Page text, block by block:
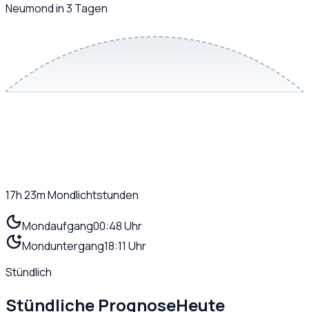
Neumond in 3 Tagen
17h 23mMondlichtstunden
Mondaufgang00:48 Uhr
Monduntergang18:11 Uhr
Stündlich
Stündliche PrognoseHeute